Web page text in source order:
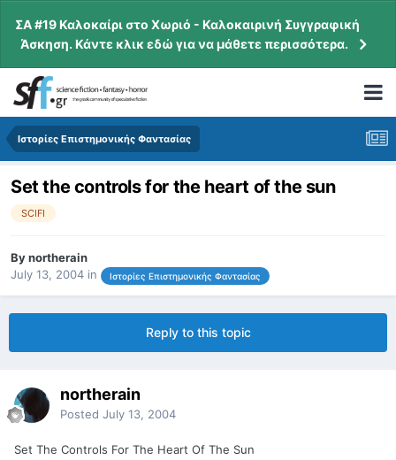
ΣΑ #19 Καλοκαίρι στο Χωριό - Καλοκαιρινή Συγγραφική
Άσκηση. Κάντε κλικ εδώ για να μάθετε περισσότερα.
Ιστορίες Επιστημονικής Φαντασίας
Set the controls for the heart of the sun
SCIFI
Bynortherain
July 13, 2004 in Ιστορίες Επιστημονικής Φαντασίας
Reply to this topic
northerain
Posted July 13, 2004
Set The Controls For The Heart Of The Sun